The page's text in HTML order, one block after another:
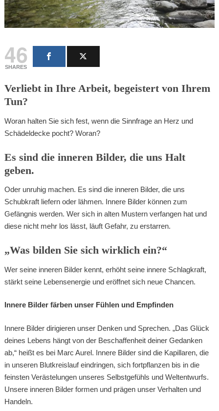
46
SHARES
Verliebt in Ihre Arbeit, begeistert von Ihrem
Tun?
Woran halten Sie sich fest, wenn die Sinnfrage an Herz und
Schädeldecke pocht? Woran?
Es sind die inneren Bilder, die uns Halt
geben.
Oder unruhig machen. Es sind die inneren Bilder, die uns
Schubkraft liefern oder lähmen. Innere Bilder können zum
Gefängnis werden. Wer sich in alten Mustern verfangen hat und
diese nicht mehr los lässt, läuft Gefahr, zu erstarren.
„Was bilden Sie sich wirklich ein?“
Wer seine inneren Bilder kennt, erhöht seine innere Schlagkraft,
stärkt seine Lebensenergie und eröffnet sich neue Chancen.
Innere Bilder färben unser Fühlen und Empfinden
Innere Bilder dirigieren unser Denken und Sprechen. „Das Glück
deines Lebens hängt von der Beschaffenheit deiner Gedanken
ab,“ heißt es bei Marc Aurel. Innere Bilder sind die Kapillaren, die
in unseren Blutkreislauf eindringen, sich fortpflanzen bis in die
feinsten Verästelungen unseres Selbstgefühls und Weltentwurfs.
Unsere inneren Bilder formen und prägen unser Verhalten und
Handeln.